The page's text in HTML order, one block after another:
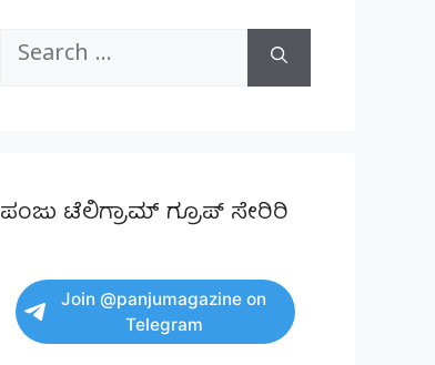
Search
ಪಂಜು ಟೆಲಿಗ್ರಾಮ್ ಗ್ರೂಪ್ ಸೇರಿರಿ
Join @panjumagazine on
Telegram